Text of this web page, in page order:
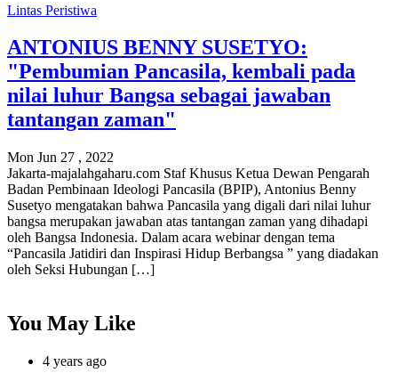
Lintas Peristiwa
ANTONIUS BENNY SUSETYO:
"Pembumian Pancasila, kembali pada
nilai luhur Bangsa sebagai jawaban
tantangan zaman"
Mon Jun 27 , 2022
Jakarta-majalahgaharu.com Staf Khusus Ketua Dewan Pengarah
Badan Pembinaan Ideologi Pancasila (BPIP), Antonius Benny
Susetyo mengatakan bahwa Pancasila yang digali dari nilai luhur
bangsa merupakan jawaban atas tantangan zaman yang dihadapi
oleh Bangsa Indonesia. Dalam acara webinar dengan tema
“Pancasila Jatidiri dan Inspirasi Hidup Berbangsa ” yang diadakan
oleh Seksi Hubungan […]
You May Like
4 years ago